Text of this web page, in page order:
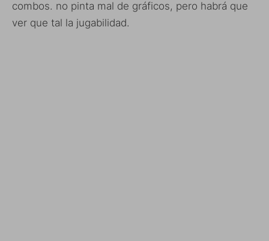
combos. no pinta mal de gráficos, pero habrá que
ver que tal la jugabilidad.